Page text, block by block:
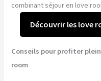
combinant séjour en love
Découvrir les love
Conseils pour profiter
room